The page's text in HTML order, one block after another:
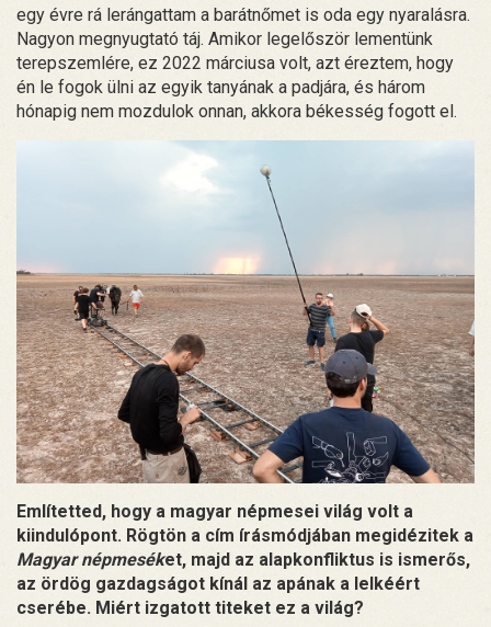
egy évre rá lerángattam a barátnőmet is oda egy nyaralásra.
Nagyon megnyugtató táj. Amikor legelőször lementünk
terepszemlére, ez 2022 márciusa volt, azt éreztem, hogy
én le fogok ülni az egyik tanyának a padjára, és három
hónapig nem mozdulok onnan, akkora békesség fogott el.
Említetted, hogy a magyar népmesei világ volt a
kiindulópont. Rögtön a cím írásmódjában megidézitek a
Magyar népmeséket, majd az alapkonfliktus is ismerős,
az ördög gazdagságot kínál az apának a lelkéért
cserébe. Miért izgatott titeket ez a világ?